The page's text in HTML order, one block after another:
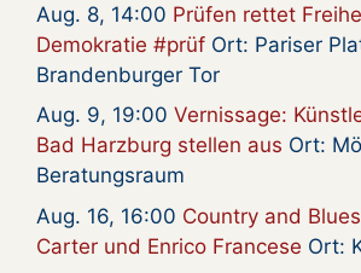
Aug. 8, 14:00 Prüfen rettet
Demokratie #prüf Ort: Pariser
Brandenburger Tor
Aug. 9, 19:00 Vernissage:
Bad Harzburg stellen aus Ort:
Beratungsraum
Aug. 16, 16:00 Country and
Carter und Enrico Francese Ort: